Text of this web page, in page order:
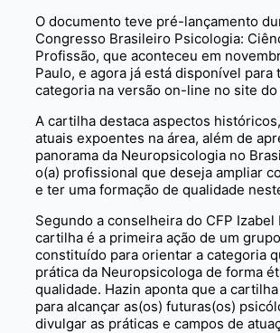
O documento teve pré-lançamento
Congresso Brasileiro Psicologia:
Profissão, que aconteceu em
Paulo, e agora já está disponível para
categoria na versão on-line no site do
A cartilha destaca aspectos
atuais expoentes na área, além de
panorama da Neuropsicologia no
o(a) profissional que deseja ampliar
e ter uma formação de qualidade
Segundo a conselheira do CFP Izabel
cartilha é a primeira ação de um
constituído para orientar a categoria
prática da Neuropsicologa de forma
qualidade. Hazin aponta que a
para alcançar as(os) futuras(os)
divulgar as práticas e campos de